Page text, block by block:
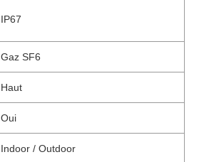
IP67
Gaz SF6
Haut
Oui
Indoor / Outdoor